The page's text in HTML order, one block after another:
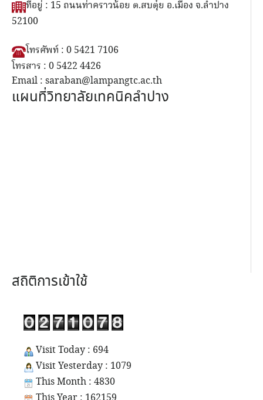
ที่อยู่ : 15 ถนนท่าคราวน้อย ต.สบตุ๋ย อ.เมือง จ.ลำปาง
52100
โทรศัพท์ : 0 5421 7106
โทรสาร : 0 5422 4426
Email : saraban@lampangtc.ac.th
แผนที่วิทยาลัยเทคนิคลำปาง
สถิติการเข้าใช้
Visit Today : 694
Visit Yesterday : 1079
This Month : 4830